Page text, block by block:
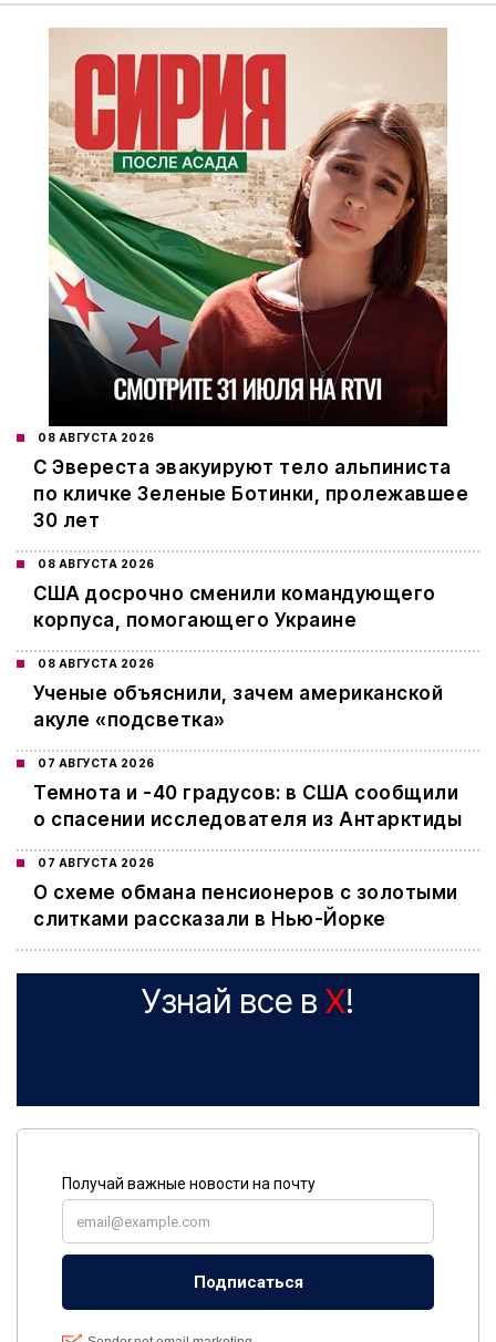
08 АВГУСТА 2026
С Эвереста эвакуируют тело альпиниста
по кличке Зеленые Ботинки, пролежавшее
30 лет
08 АВГУСТА 2026
США досрочно сменили командующего
корпуса, помогающего Украине
08 АВГУСТА 2026
Ученые объяснили, зачем американской
акуле «подсветка»
07 АВГУСТА 2026
Темнота и -40 градусов: в США сообщили
о спасении исследователя из Антарктиды
07 АВГУСТА 2026
О схеме обмана пенсионеров с золотыми
слитками рассказали в Нью-Йорке
Узнай все в X!